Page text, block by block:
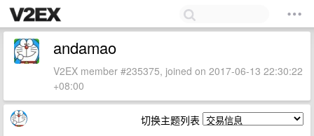
andamao
V2EX member #235375, joined on 2017-06-13 22:30:22
+08:00
切换主题列表